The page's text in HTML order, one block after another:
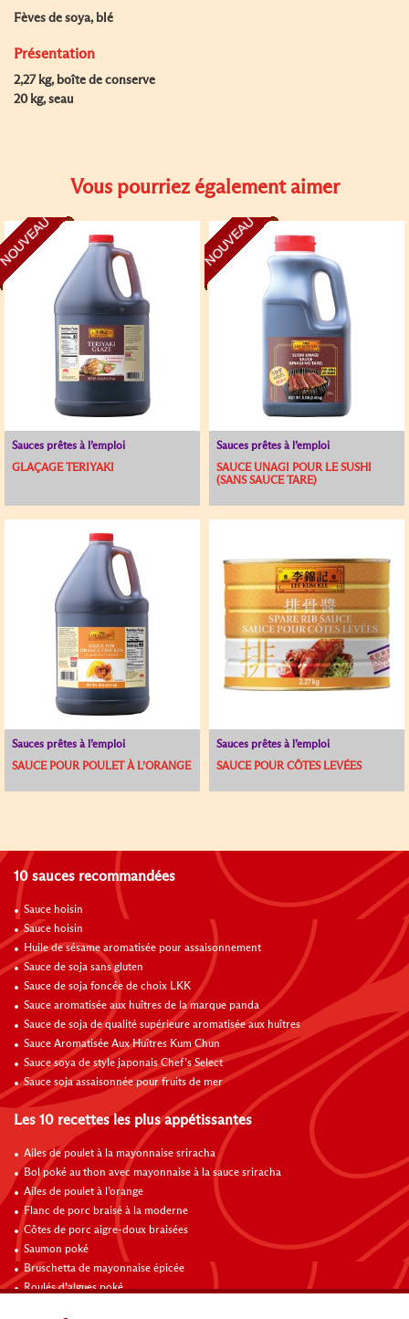
Fèves de soya, blé
Présentation
2,27 kg, boîte de conserve
20 kg, seau
Vous pourriez également aimer
Sauces prêtes à l’emploi
GLAÇAGE TERIYAKI
NOUVEAU
Sauces prêtes à l’emploi
SAUCE UNAGI POUR LE SUSHI
(SANS SAUCE TARE)
Sauces prêtes à l’emploi
SAUCE POUR POULET À L’ORANGE
Sauces prêtes à l’emploi
SAUCE POUR CÔTES LEVÉES
10 sauces recommandées
Sauce hoisin
Sauce hoisin
Huile de sésame aromatisée pour assaisonnement
Sauce de soja sans gluten
Sauce de soja foncée de choix LKK
Sauce aromatisée aux huîtres de la marque panda
Sauce de soja de qualité supérieure aromatisée aux huîtres
Sauce Aromatisée Aux Huîtres Kum Chun
Sauce soya de style japonais Chef’s Select
Sauce soja assaisonnée pour fruits de mer
Les 10 recettes les plus appétissantes
Ailes de poulet à la mayonnaise sriracha
Bol poké au thon avec mayonnaise à la sauce sriracha
Ailes de poulet à l’orange
Flanc de porc braisé à la moderne
Côtes de porc aigre-doux braisées
Saumon poké
Bruschetta de mayonnaise épicée
Roulés d’algues poké